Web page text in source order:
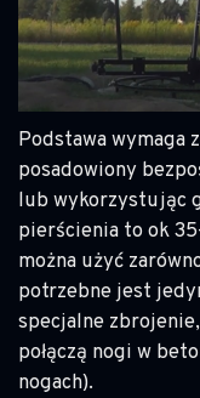
Podstawa wymaga
posadowiony
lub wykorzystując
pierścienia to ok
można użyć
potrzebne jest
specjalne
połączą nogi w
nogach).